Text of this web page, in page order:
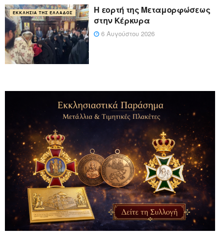
ΕΚΚΛΗΣΊΑ ΤΗΣ ΕΛΛΆΔΟΣ
Η εορτή της Μεταμορφώσεως
στην Κέρκυρα
6 Αυγούστου 2026